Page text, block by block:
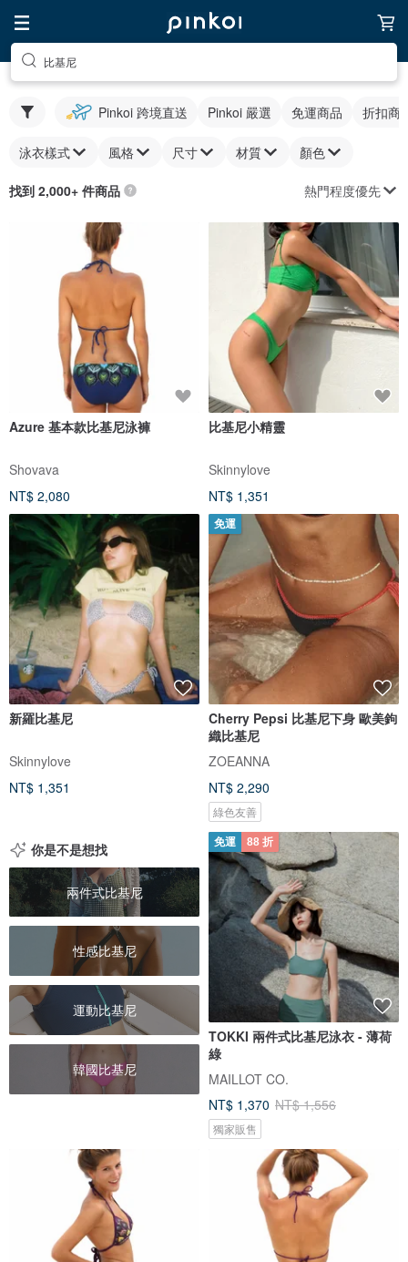
比基尼
Pinkoi 跨境直送 Pinkoi 嚴選 免運商品 折扣商
泳衣樣式 風格 尺寸 材質 顏色
找到 2,000+ 件商品 熱門程度優先
Azure 基本款比基尼泳褲
Shovava
NT$ 2,080
比基尼小精靈
Skinnylove
NT$ 1,351
新羅比基尼
Skinnylove
NT$ 1,351
免運
Cherry Pepsi 比基尼下身 歐美鉤
織比基尼
ZOEANNA
NT$ 2,290
綠色友善
你是不是想找
兩件式比基尼
性感比基尼
運動比基尼
韓國比基尼
免運 88 折
TOKKI 兩件式比基尼泳衣 - 薄荷
綠
MAILLOT CO.
NT$ 1,370 NT$ 1,556
獨家販售